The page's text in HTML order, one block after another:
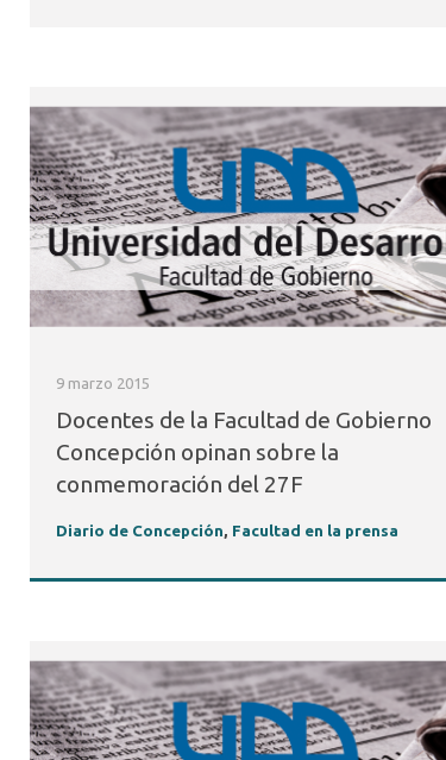
9 marzo 2015
Docentes de la Facultad de Gobierno
Concepción opinan sobre la
conmemoración del 27F
Diario de Concepción, Facultad en la prensa